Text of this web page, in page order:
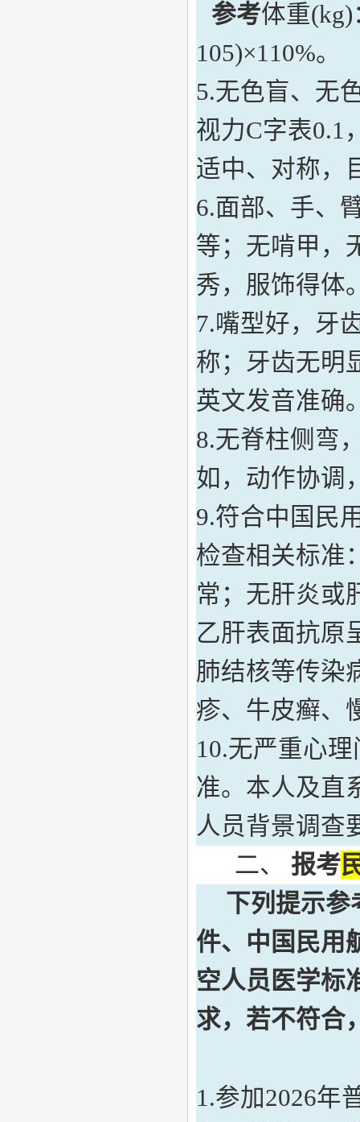
参考体重(kg)
105)×110%。
5.无色盲、无
视力C字表0.1
适中、对称，
6.面部、 手、
等；无啃甲，
秀，服饰得体
7.嘴型好，牙
称；牙齿无明
英文发音准确
8.无脊柱侧弯
如，动作协调
9.符合中国民
检查相关标准
常；无肝炎或
乙肝表面抗原
肺结核等传染
疹、牛皮癣、
10.无严重心
准。本人及直
人员背景调查
二、 报考
下列提示参
件、 中国民用
空人员医学标
求，若不符合
1.参加2026年